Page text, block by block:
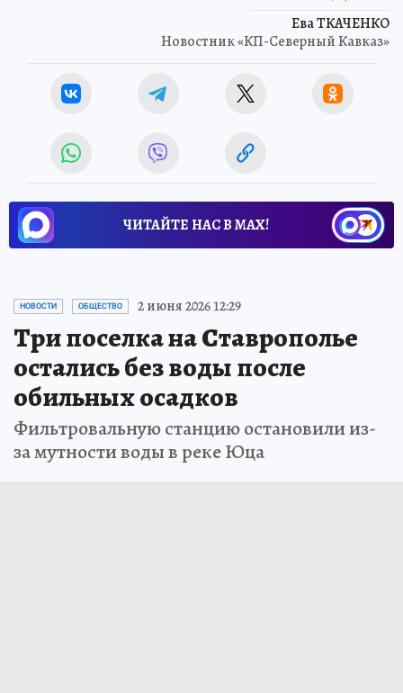
Ева ТКАЧЕНКО
Новостник «КП-Северный Кавказ»
ЧИТАЙТЕ НАС В МАХ!
НОВОСТИ ОБЩЕСТВО 2 июня 2026 12:29
Три поселка на Ставрополье
остались без воды после
обильных осадков
Фильтровальную станцию остановили из-
за мутности воды в реке Юца